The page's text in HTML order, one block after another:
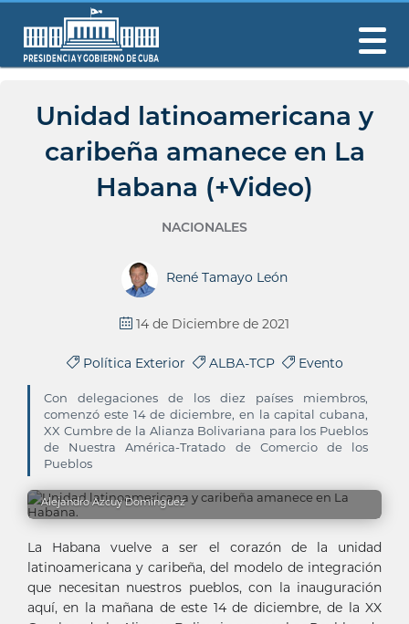
Unidad latinoamericana y
caribeña amanece en La
Habana (+Video)
NACIONALES
René Tamayo León
14 de Diciembre de 2021
Política Exterior ALBA-TCP Evento
Con delegaciones de los diez países miembros,
comenzó este 14 de diciembre, en la capital cubana,
XX Cumbre de la Alianza Bolivariana para los Pueblos
de Nuestra América-Tratado de Comercio de los
Pueblos
Alejandro Azcuy Domínguez
La Habana vuelve a ser el corazón de la unidad
latinoamericana y caribeña, del modelo de integración
que necesitan nuestros pueblos, con la inauguración
aquí, en la mañana de este 14 de diciembre, de la XX